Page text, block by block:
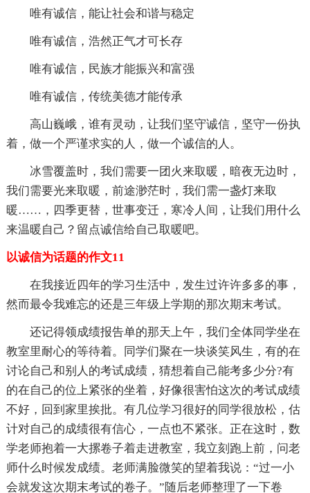
唯有诚信，能让社会和谐与稳定
唯有诚信，浩然正气才可长存
唯有诚信，民族才能振兴和富强
唯有诚信，传统美德才能传承
高山巍峨，谁有灵动，让我们坚守诚信，坚守一份执
着，做一个严谨求实的人，做一个诚信的人。
冰雪覆盖时，我们需要一团火来取暖，暗夜无边时，
我们需要光来取暖，前途渺茫时，我们需一盏灯来取
暖……，四季更替，世事变迁，寒冷人间，让我们用什么
来温暖自己？留点诚信给自己取暖吧。
以诚信为话题的作文11
在我接近四年的学习生活中，发生过许许多多的事，
然而最令我难忘的还是三年级上学期的那次期末考试。
还记得领成绩报告单的那天上午，我们全体同学坐在
教室里耐心的等待着。同学们聚在一块谈笑风生，有的在
讨论自己和别人的考试成绩，猜想着自己能考多少分?有
的在自己的位上紧张的坐着，好像很害怕这次的考试成绩
不好，回到家里挨批。有几位学习很好的同学很放松，估
计对自己的成绩很有信心，一点也不紧张。正在这时，数
学老师抱着一大摞卷子着走进教室，我立刻跑上前，问老
师什么时候发成绩。老师满脸微笑的望着我说：“过一小
会就发这次期末考试的卷子。”随后老师整理了一下卷